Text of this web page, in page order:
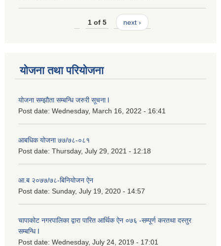
1 of 5 next ›
योजना तथा परियोजना
योजना सम्झौता सम्बन्धि जरुरी सूचना l
Post date: Wednesday, March 16, 2022 - 16:41
आबधिक योजना ७७/७८-०८१
Post date: Thursday, July 29, 2021 - 12:18
आ.ब २०७७/७८-बिनियोजन ऐन
Post date: Sunday, July 19, 2020 - 14:57
चापाकोट नगरपालिका द्वारा पारित आर्थिक ऐन ०७६ -सम्पूर्ण करतथा दस्तुर
सम्बन्धि I
Post date: Wednesday, July 24, 2019 - 17:01